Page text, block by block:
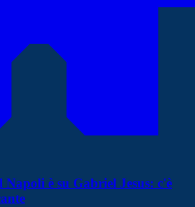
è su Gabriel Jesus: c'è